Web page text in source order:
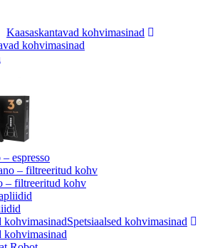
Kaasaskantavad kohvimasinad
– espresso
– filtreeritud kohv
Spetsiaalsed kohvimasinad